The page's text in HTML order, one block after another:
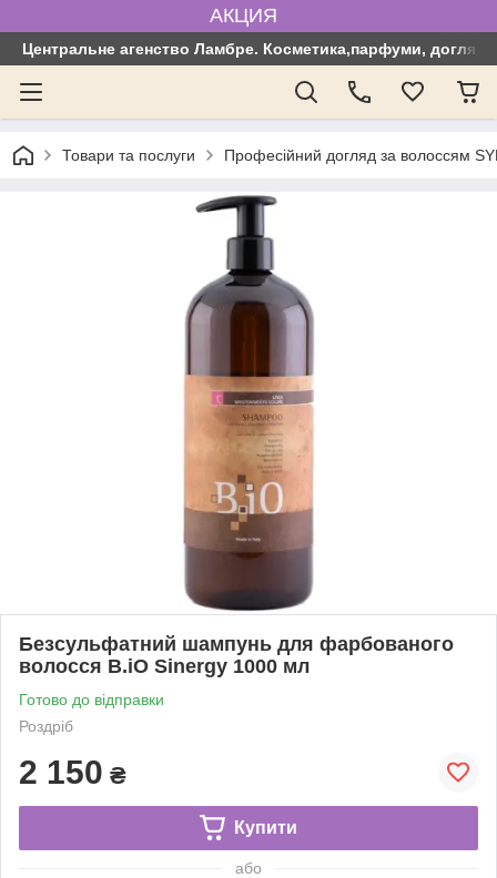
АКЦИЯ
Центральне агенство Ламбре. Косметика,парфуми, догляд
Товари та послуги Професійний догляд за волоссям
Безсульфатний шампунь для фарбованого
волосся B.iO Sinergy 1000 мл
Готово до відправки
Роздріб
2 150 ₴
Купити
або